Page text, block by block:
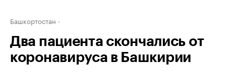
Башкортостан
Два пациента скончались от
коронавируса в Башкирии